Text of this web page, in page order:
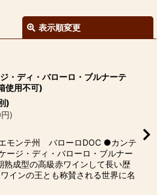
表示順変更
・ディ・バローロ・ブルナーテ
使用不可)
)
円)
モンテ州 バローロDOC ●カンテ
ージ・ディ・バローロ・ブルナー
熟成型の高級赤ワインして長い歴
インの王とも称賛される世界に名